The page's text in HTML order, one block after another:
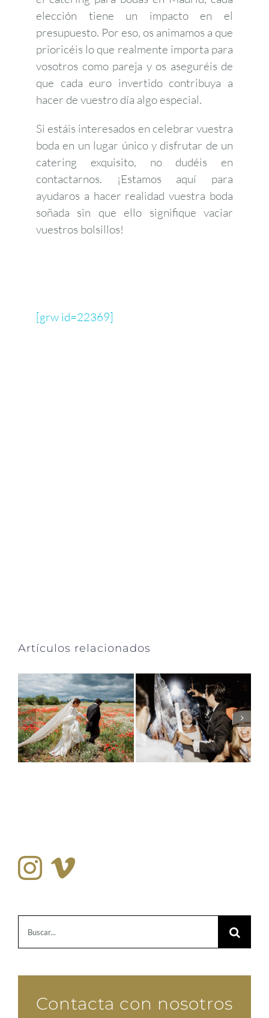
elección tiene un impacto en el
presupuesto. Por eso, os animamos a que
prioricéis lo que realmente importa para
vosotros como pareja y os aseguréis de
que cada euro invertido contribuya a
hacer de vuestro día algo especial.
Si estáis interesados en celebrar vuestra
boda en un lugar único y disfrutar de un
catering exquisito, no dudéis en
contactarnos. ¡Estamos aquí para
ayudaros a hacer realidad vuestra boda
soñada sin que ello signifique vaciar
vuestros bolsillos!
[grw id=22369]
Artículos relacionados
novia 2026:
tendencias,
inspiración y
consejos de El
Laurel para
brillar en tu
Proveedores
que le darán
una vuelta a tu
boda: ideas,
tendencias y
consejos de El
Contacta con nosotros